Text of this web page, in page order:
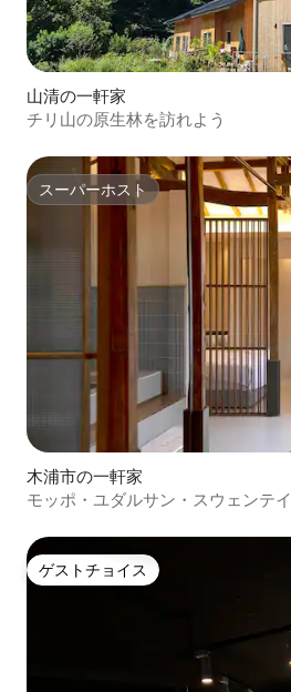
山清の一軒家
チリ山の原生林を訪れよう
スーパーホスト
スーパーホスト
木浦市の一軒家
モッポ・ユダルサン・スウェンテイ
ゲストチョイス
ゲストチョイス